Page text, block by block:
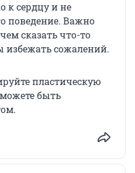
к сердцу и не
поведение. Важно
сказать что-то
избежать сожалений.
пластическую
быть